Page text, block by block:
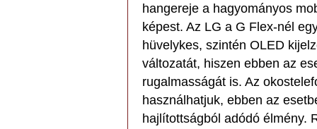
hangereje a hagyományos
képest. Az LG a G Flex-nél
hüvelykes, szintén OLED
változatát, hiszen ebben az
rugalmasságát is. Az
használhatjuk, ebben az
hajlítottságból adódó élmény.